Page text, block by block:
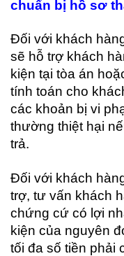
chuẩn bị hồ sơ
Đối với khách
sẽ hỗ trợ khách
kiện tại tòa án
tính toán cho
các khoản bị vi
thường thiệt hại
trả.
Đối với khách
trợ, tư vấn khách
chứng cứ có lợi
kiện của nguyên
tối đa số tiền phải